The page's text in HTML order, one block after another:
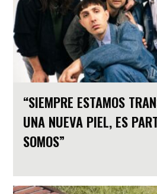
“SIEMPRE ESTAMOS
UNA NUEVA PIEL, ES
SOMOS”